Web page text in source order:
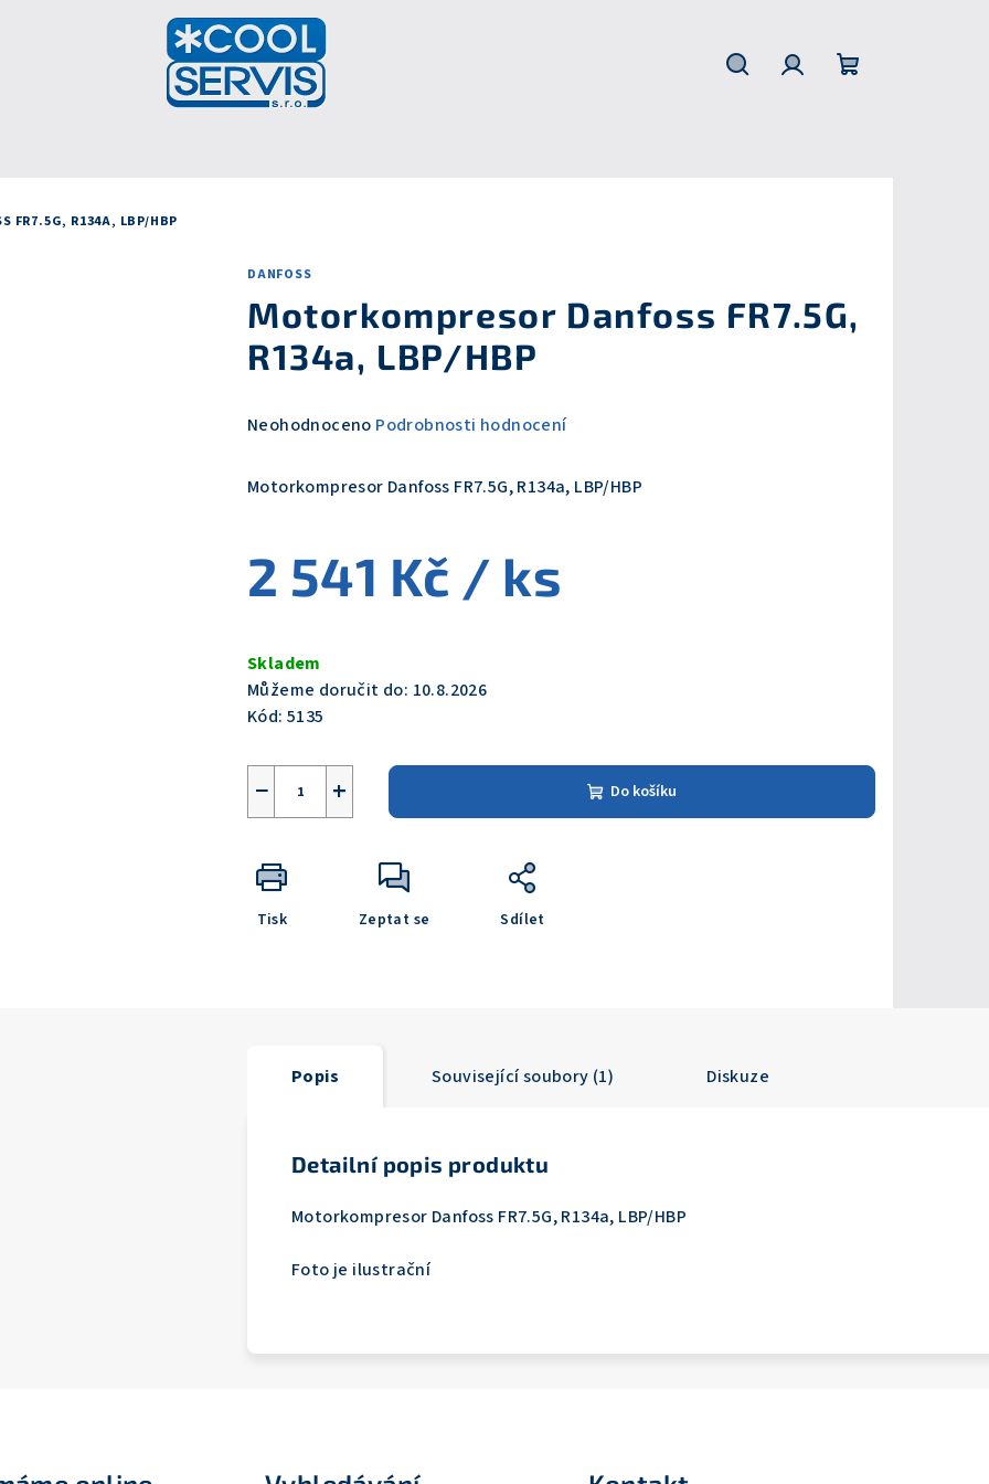
FR7.5G, R134A, LBP/HBP
DANFOSS
Motorkompresor Danfoss FR7.5G,
R134a, LBP/HBP
Průměrné
produktu
z
5
Neohodnoceno Podrobnosti hodnocení
Motorkompresor Danfoss FR7.5G, R134a, LBP/HBP
2 541 Kč / ks
cena:
Skladem
Můžeme doručit do: 10.8.2026
Kód: 5135
+
− Do košíku
Tisk Zeptat se Sdílet
Popis Související soubory (1) Diskuze
Detailní popis produktu
Motorkompresor Danfoss FR7.5G, R134a, LBP/HBP
Foto je ilustrační